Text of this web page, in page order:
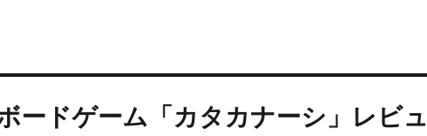
ードゲーム「カタカナーシ」レビュ